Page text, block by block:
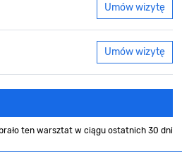
Umów wizytę
Umów wizytę
ten warsztat w ciągu ostatnich 30 dni